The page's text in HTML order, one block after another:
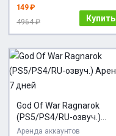
149 ₽
4964 ₽
Купить
God Of War Ragnarok
(PS5/PS4/RU-озвуч.)
Аренда 7 дней
Аренда аккаунтов